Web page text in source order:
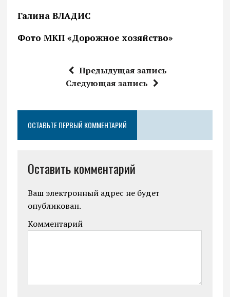
Галина ВЛАДИС
Фото МКП «Дорожное хозяйство»
Предыдущая запись
Следующая запись
ОСТАВЬТЕ ПЕРВЫЙ КОММЕНТАРИЙ
Оставить комментарий
Ваш электронный адрес не будет
опубликован.
Комментарий